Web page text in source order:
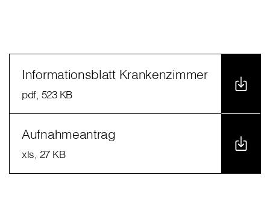
Informationsblatt Krankenzimmer
pdf, 523 KB
Aufnahmeantrag
xls, 27 KB